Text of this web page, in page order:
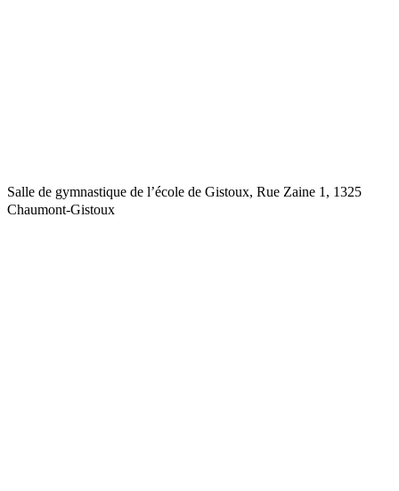
Salle de gymnastique de l’école de Gistoux, Rue Zaine 1, 1325
Chaumont-Gistoux